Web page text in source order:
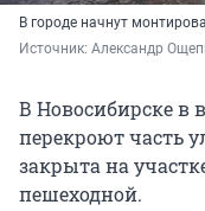
В городе начнут
Источник: Александр
В Новосибирске в
перекроют часть
закрыта на
пешеходной.